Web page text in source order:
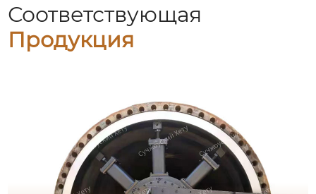
Соответствующая
Продукция